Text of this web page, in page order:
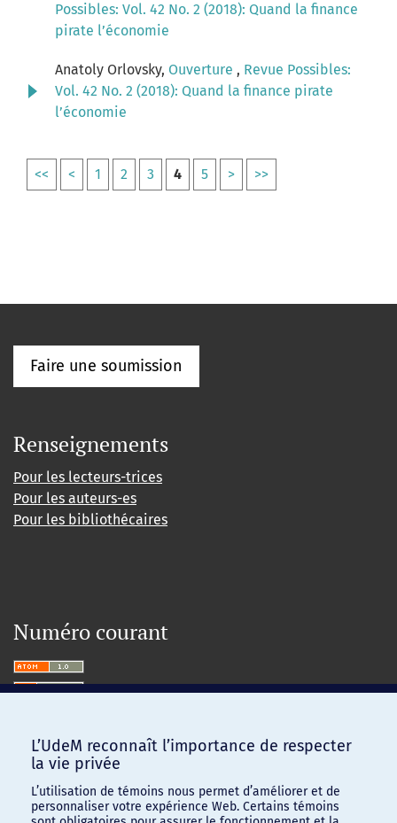
Possibles: Vol. 42 No. 2 (2018): Quand la finance
pirate l’économie
Anatoly Orlovsky, Ouverture , Revue Possibles:
Vol. 42 No. 2 (2018): Quand la finance pirate
l’économie
<< < 1 2 3 4 5 > >>
Faire une soumission
Renseignements
Pour les lecteurs-trices
Pour les auteurs-es
Pour les bibliothécaires
Numéro courant
L’UdeM reconnaît l’importance de respecter
la vie privée
L’utilisation de témoins nous permet d’améliorer et de
personnaliser votre expérience Web. Certains témoins